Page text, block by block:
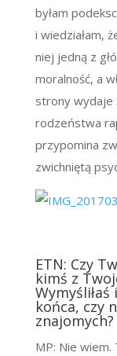
byłam
i wiedziałam,
niej jedną z
moralność, a
strony wydaje
rodzeństwa
przypomina
zwichniętą
ETN: Czy
kimś z
końca, czy
znajomych?
MP: Nie